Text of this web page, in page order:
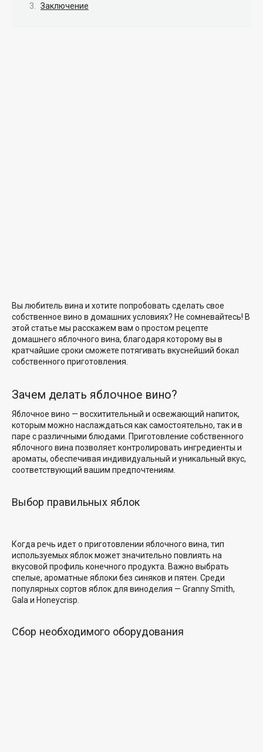
Заключение
Вы любитель вина и хотите попробовать сделать свое
собственное вино в домашних условиях? Не сомневайтесь! В
этой статье мы расскажем вам о простом рецепте
домашнего яблочного вина, благодаря которому вы в
кратчайшие сроки сможете потягивать вкуснейший бокал
собственного приготовления.
Зачем делать яблочное вино?
Яблочное вино — восхитительный и освежающий напиток,
которым можно наслаждаться как самостоятельно, так и в
паре с различными блюдами. Приготовление собственного
яблочного вина позволяет контролировать ингредиенты и
ароматы, обеспечивая индивидуальный и уникальный вкус,
соответствующий вашим предпочтениям.
Выбор правильных яблок
Когда речь идет о приготовлении яблочного вина, тип
используемых яблок может значительно повлиять на
вкусовой профиль конечного продукта. Важно выбрать
спелые, ароматные яблоки без синяков и пятен. Среди
популярных сортов яблок для виноделия — Granny Smith,
Gala и Honeycrisp.
Сбор необходимого оборудования